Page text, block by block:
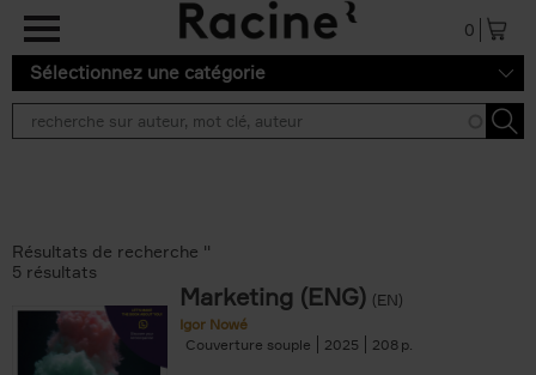
Aller au contenu principal
0
Sélectionnez une catégorie
Résultats de recherche ''
5 résultats
Marketing (ENG) (EN)
Igor Nowé
Couverture souple
2025 208